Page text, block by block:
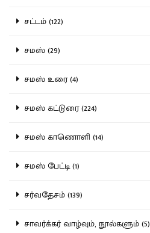
சட்டம் (122)
சமஸ் (29)
சமஸ் உரை (4)
சமஸ் கட்டுரை (224)
சமஸ் காணொளி (14)
சமஸ் பேட்டி (1)
சர்வதேசம் (139)
சாவர்க்கர் வாழ்வும், நூல்களும் (5)